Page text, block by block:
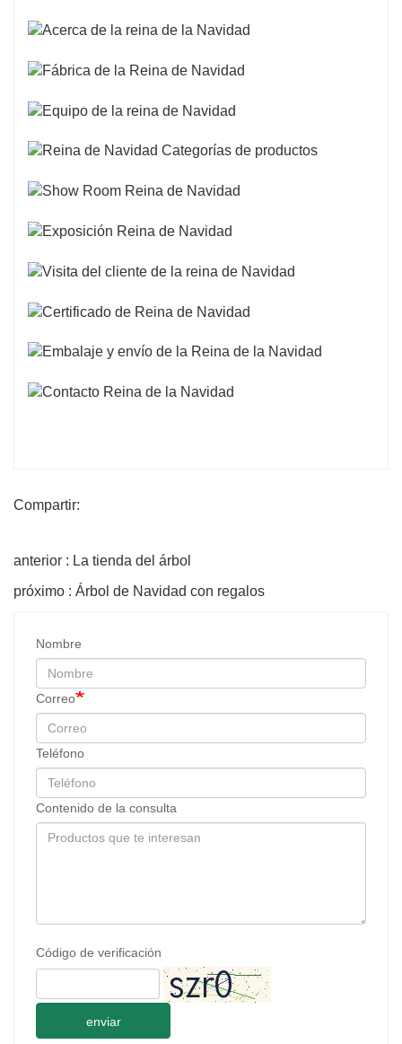
Compartir:
anterior : La tienda del árbol
próximo : Árbol de Navidad con regalos
Nombre
Correo
Teléfono
Contenido de la consulta
Código de verificación
enviar